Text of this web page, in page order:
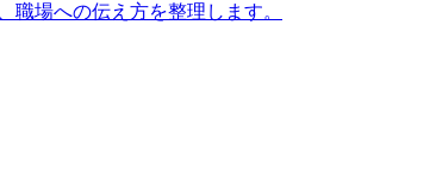
場への伝え方を整理します。